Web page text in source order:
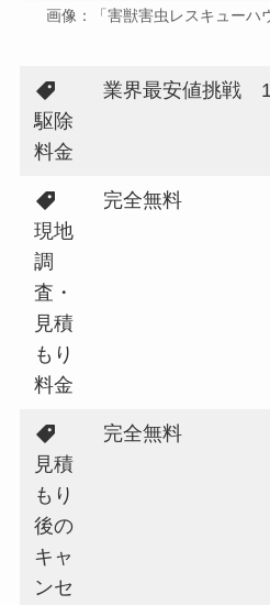
画像：「害獣害虫レスキューハ
駆除
料金
業界最安値挑戦
現地
調
査・
見積
もり
料金
完全無料
見積
もり
後の
キャ
ンセ
完全無料